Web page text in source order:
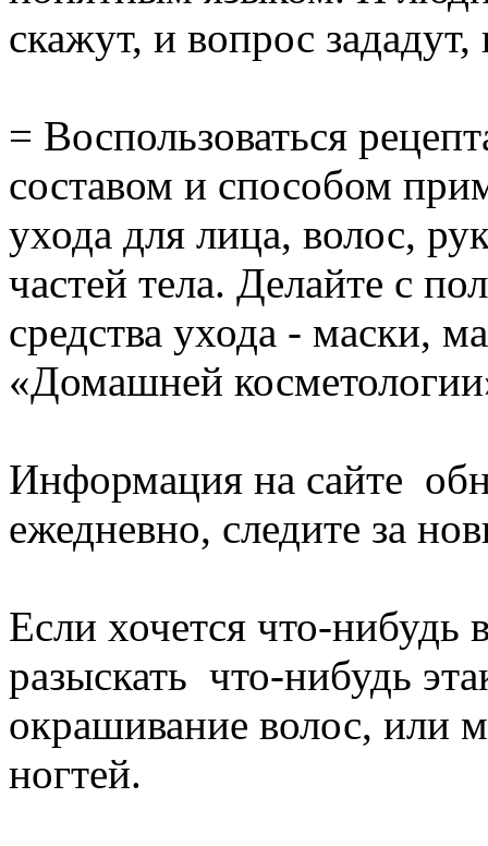
скажут, и вопрос
= Воспользоваться
составом и способом
ухода для лица, волос,
частей тела. Делайте с
средства ухода - маски,
«Домашней
Информация на сайте
ежедневно, следите за
Если хочется что-
разыскать что-нибудь
окрашивание волос, или
ногтей.